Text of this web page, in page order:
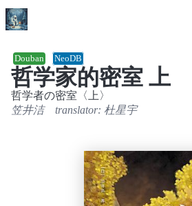
哲学家的密室 上
Douban NeoDB
哲学者の密室〈上〉
笠井洁
translator: 杜星宇